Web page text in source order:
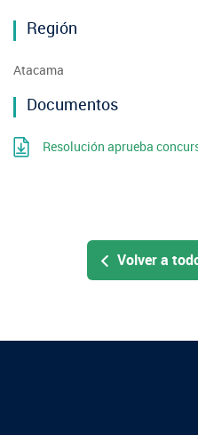
Región
Atacama
Documentos
Resolución aprueba
Volver a